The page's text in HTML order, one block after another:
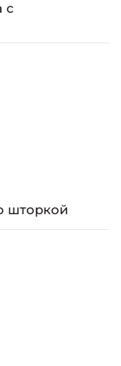
с
шторкой